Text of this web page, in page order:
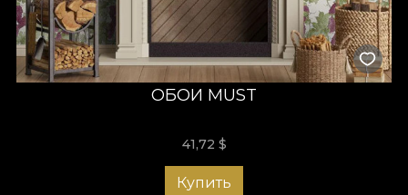
ОБОИ MUST
41,72 $
Купить